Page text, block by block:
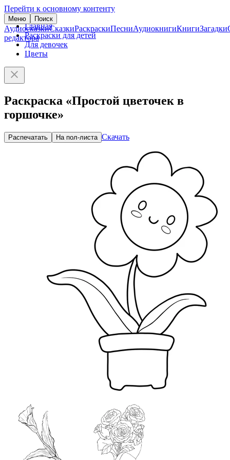
Перейти к основному контенту
Меню Поиск
АудиосказкиСказкиРаскраскиПесниАудиокнигиКнигиЗагадки
редактора
Главная
Раскраски для детей
Для девочек
Цветы
Раскраска «Простой цветочек в
горшочке»
Распечатать На пол-листа Скачать